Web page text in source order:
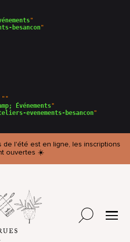
"
besancon"
Événements"
evenements-besancon"
de l'été est en ligne, les inscriptions
ouvertes ☀️